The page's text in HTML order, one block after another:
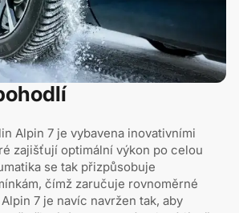
Alpin 7 je vybavena inovativními
zajišťují optimální výkon po celou
se tak přizpůsobuje
čímž zaručuje rovnoměrné
7 je navíc navržen tak, aby